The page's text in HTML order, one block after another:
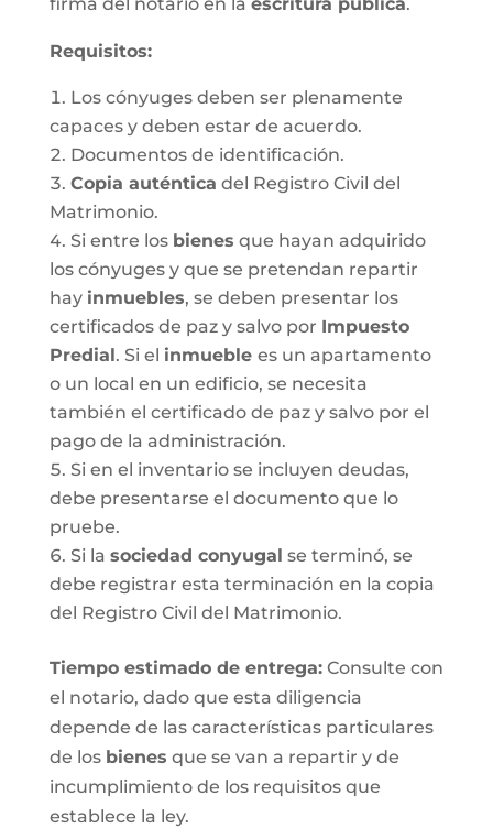
Requisitos:
Los cónyuges deben ser plenamente
capaces y deben estar de acuerdo.
Documentos de identificación.
Copia auténtica del Registro Civil del
Matrimonio.
Si entre los bienes que hayan adquirido
los cónyuges y que se pretendan repartir
hay inmuebles, se deben presentar los
certificados de paz y salvo por Impuesto
Predial. Si el inmueble es un apartamento
o un local en un edificio, se necesita
también el certificado de paz y salvo por el
pago de la administración.
Si en el inventario se incluyen deudas,
debe presentarse el documento que lo
pruebe.
Si la sociedad conyugal se terminó, se
debe registrar esta terminación en la copia
del Registro Civil del Matrimonio.
Tiempo estimado de entrega:Consulte con
el notario, dado que esta diligencia
depende de las características particulares
de los bienes que se van a repartir y de
incumplimiento de los requisitos que
establece la ley.